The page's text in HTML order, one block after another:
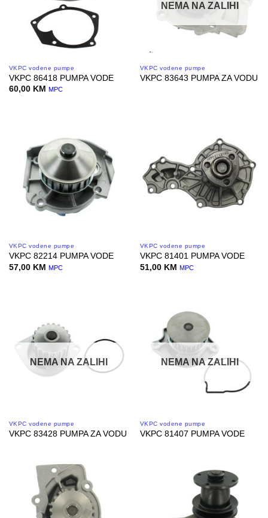
VKPC vodene pumpe
VKPC 86418 PUMPA VODE
60,00 KM MPC
NEMA NA ZALIHI
VKPC vodene pumpe
VKPC 83643 PUMPA ZA VODU
VKPC vodene pumpe
VKPC 82214 PUMPA VODE
57,00 KM MPC
VKPC vodene pumpe
VKPC 81401 PUMPA VODE
51,00 KM MPC
NEMA NA ZALIHI
VKPC vodene pumpe
VKPC 83428 PUMPA ZA VODU
NEMA NA ZALIHI
VKPC vodene pumpe
VKPC 81407 PUMPA VODE